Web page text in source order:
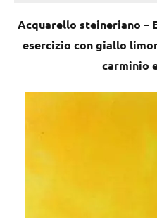
Acquarello steineriano –
esercizio con giallo
carminio